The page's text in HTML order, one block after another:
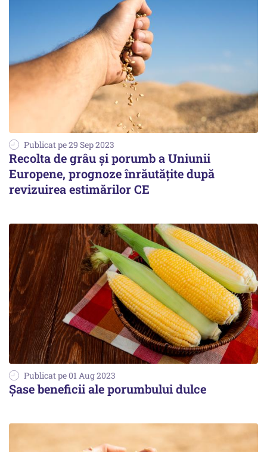
Publicat pe 29 Sep 2023
Recolta de grâu și porumb a Uniunii
Europene, prognoze înrăutățite după
revizuirea estimărilor CE
Publicat pe 01 Aug 2023
Șase beneficii ale porumbului dulce